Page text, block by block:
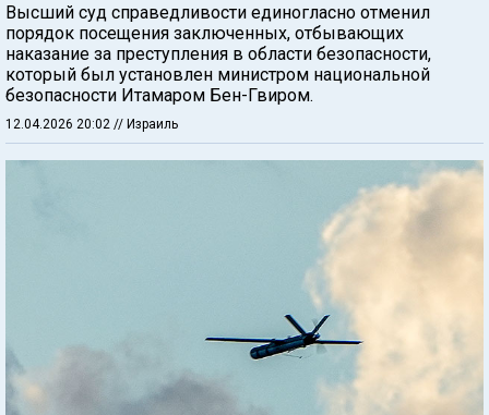
Высший суд справедливости единогласно отменил
порядок посещения заключенных, отбывающих
наказание за преступления в области безопасности,
который был установлен министром национальной
безопасности Итамаром Бен-Гвиром.
12.04.2026 20:02 // Израиль